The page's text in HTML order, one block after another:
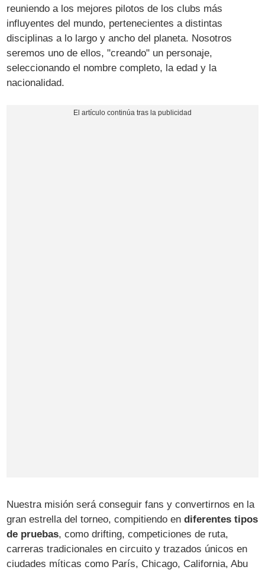
reuniendo a los mejores pilotos de los clubs más
influyentes del mundo, pertenecientes a distintas
disciplinas a lo largo y ancho del planeta. Nosotros
seremos uno de ellos, "creando" un personaje,
seleccionando el nombre completo, la edad y la
nacionalidad.
Nuestra misión será conseguir fans y convertirnos en la
gran estrella del torneo, compitiendo endiferentes tipos
de pruebas, como drifting, competiciones de ruta,
carreras tradicionales en circuito y trazados únicos en
ciudades míticas como París, Chicago, California, Abu